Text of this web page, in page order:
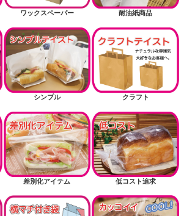
（内面に樹脂フィルム）
ワックスペーパー 耐油紙商品
シンプル クラフト
差別化アイテム 低コスト追求